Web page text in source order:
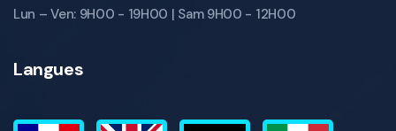
Lun – Ven: 9H00 - 19H00 | Sam 9H00 - 12H00
Langues